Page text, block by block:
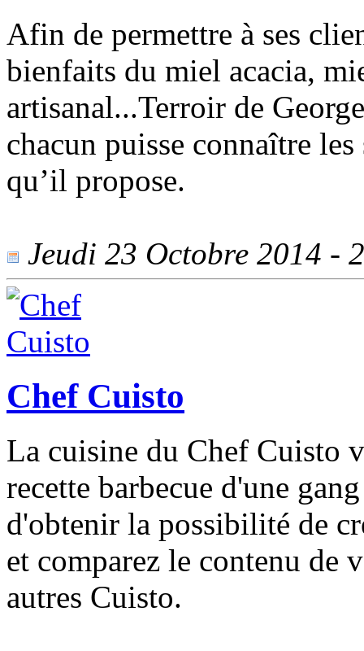
Afin de permettre à ses
bienfaits du miel acacia,
artisanal...Terroir de
chacun puisse connaître
qu’il propose.
Jeudi 23 Octobre 2014 -
Chef Cuisto
La cuisine du Chef Cuisto
recette barbecue d'une
d'obtenir la possibilité de
et comparez le contenu de
autres Cuisto.